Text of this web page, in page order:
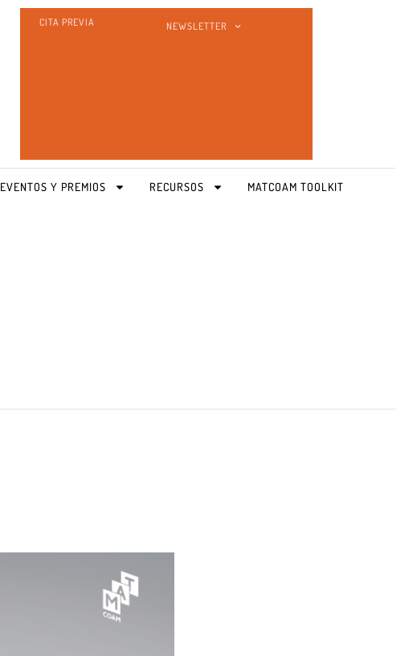
CITA PREVIA NEWSLETTER
EVENTOS Y PREMIOS RECURSOS MATCOAM TOOLKIT